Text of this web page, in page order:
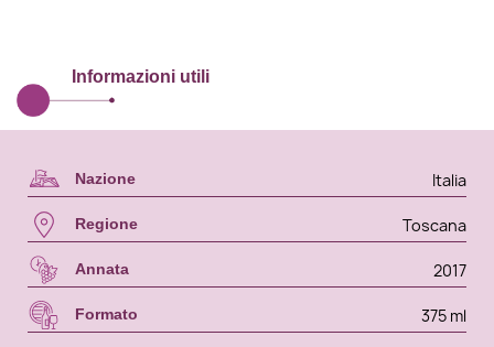
Informazioni utili
Nazione Italia
Regione Toscana
Annata 2017
Formato 375 ml